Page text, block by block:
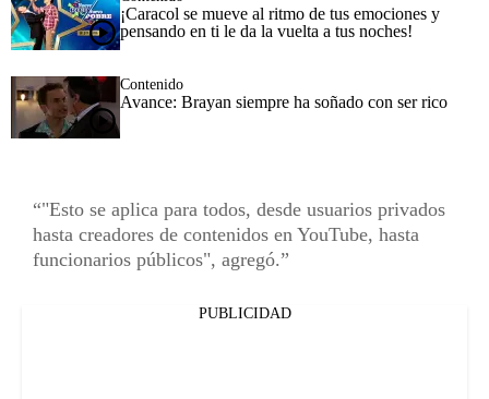
¡Caracol se mueve al ritmo de tus emociones y
pensando en ti le da la vuelta a tus noches!
Contenido
Avance: Brayan siempre ha soñado con ser rico
"Esto se aplica para todos, desde usuarios privados
hasta creadores de contenidos en YouTube, hasta
funcionarios públicos", agregó.
PUBLICIDAD